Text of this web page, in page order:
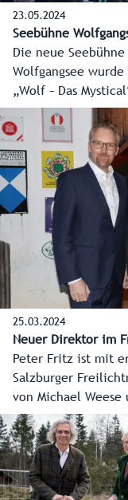
23.05.2024
Seebühne
Die neue
Wolfgangsee
„Wolf – Das
eröffnet. 2,65
investiert. Das
25.03.2024
Neuer Direktor im
Peter Fritz ist mit
Salzburger
von Michael
von
führt. Eine
von Kultur und
feiert heuer
sogar zwei